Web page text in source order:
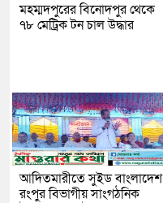
মহম্মদপুরের বিনোদপুর থেকে
৭৮ মেট্রিক টন চাল উদ্ধার
আদিতমারীতে সুইড বাংলাদেশ
রংপুর বিভাগীয় সাংগঠনিক